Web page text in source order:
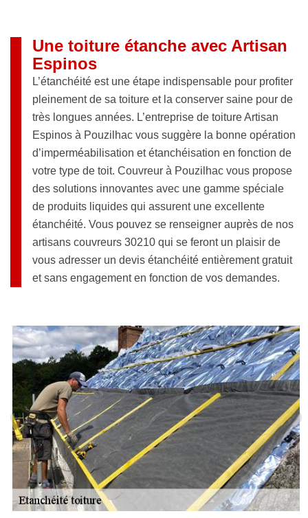
Une toiture étanche avec Artisan
Espinos
L’étanchéité est une étape indispensable pour profiter
pleinement de sa toiture et la conserver saine pour de
très longues années. L’entreprise de toiture Artisan
Espinos à Pouzilhac vous suggère la bonne opération
d’imperméabilisation et étanchéisation en fonction de
votre type de toit. Couvreur à Pouzilhac vous propose
des solutions innovantes avec une gamme spéciale
de produits liquides qui assurent une excellente
étanchéité. Vous pouvez se renseigner auprès de nos
artisans couvreurs 30210 qui se feront un plaisir de
vous adresser un devis étanchéité entièrement gratuit
et sans engagement en fonction de vos demandes.